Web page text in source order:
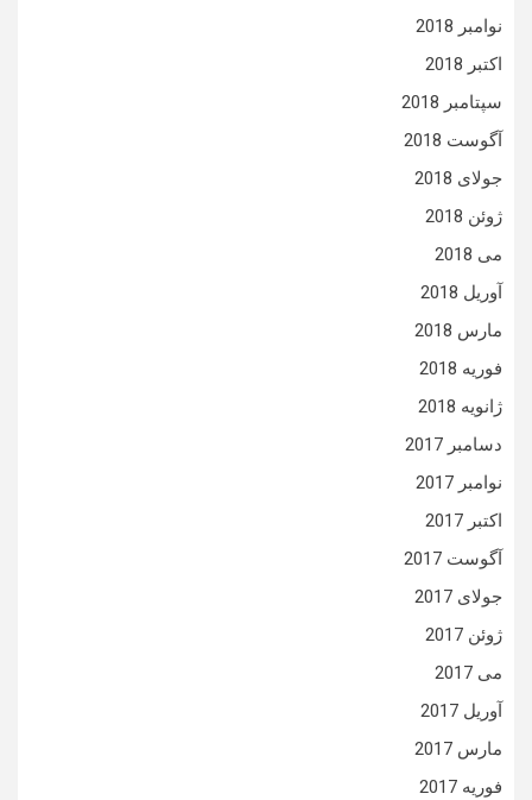
نوامبر 2018
اکتبر 2018
سپتامبر 2018
آگوست 2018
جولای 2018
ژوئن 2018
می 2018
آوریل 2018
مارس 2018
فوریه 2018
ژانویه 2018
دسامبر 2017
نوامبر 2017
اکتبر 2017
آگوست 2017
جولای 2017
ژوئن 2017
می 2017
آوریل 2017
مارس 2017
فوریه 2017